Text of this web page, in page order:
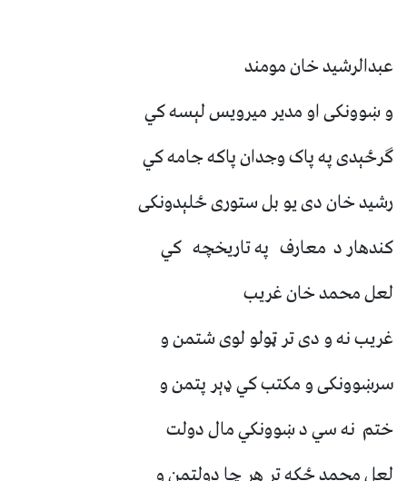
عبدالرشید خان مومند
و ښوونکی او مدیر میرویس لېسه کي
ګرځېدی په پاک وجدان پاکه جامه کي
رشید خان دی یو بل ستوری ځلېدونکی
کندهار د معارف په تاریخچه کي
لعل محمد خان غریب
غریب نه و دی تر ټولو لوی شتمن و
سرښوونکی و مکتب کي ډېر پتمن و
ختم نه سي د ښوونکي مال دولت